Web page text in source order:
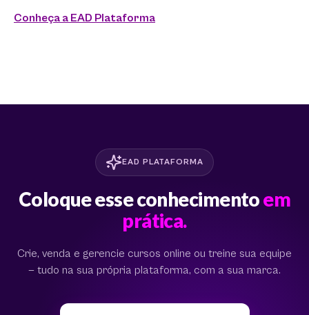
Conheça a EAD Plataforma
EAD PLATAFORMA
Coloque esse conhecimentoem
prática.
Crie, venda e gerencie cursos online ou treine sua equipe
— tudo na sua própria plataforma, com a sua marca.